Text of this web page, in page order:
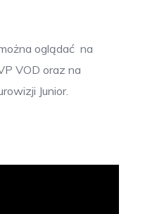
oglądać na
VOD oraz na
Junior.